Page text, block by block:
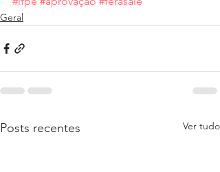
Geral
Posts recentes Ver tudo